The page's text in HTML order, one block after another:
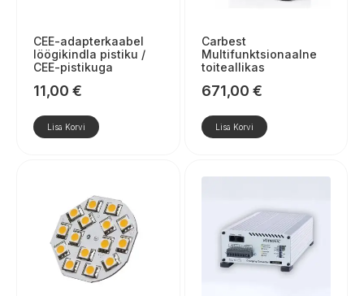
CEE-adapterkaabel
löögikindla pistiku /
CEE-pistikuga
11,00 €
Lisa Korvi
Carbest
Multifunktsionaalne
toiteallikas
671,00 €
Lisa Korvi